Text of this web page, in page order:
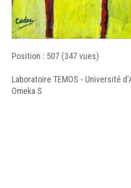
Position : 507 (347 vues)
Laboratoire TEMOS - Université
Omeka S